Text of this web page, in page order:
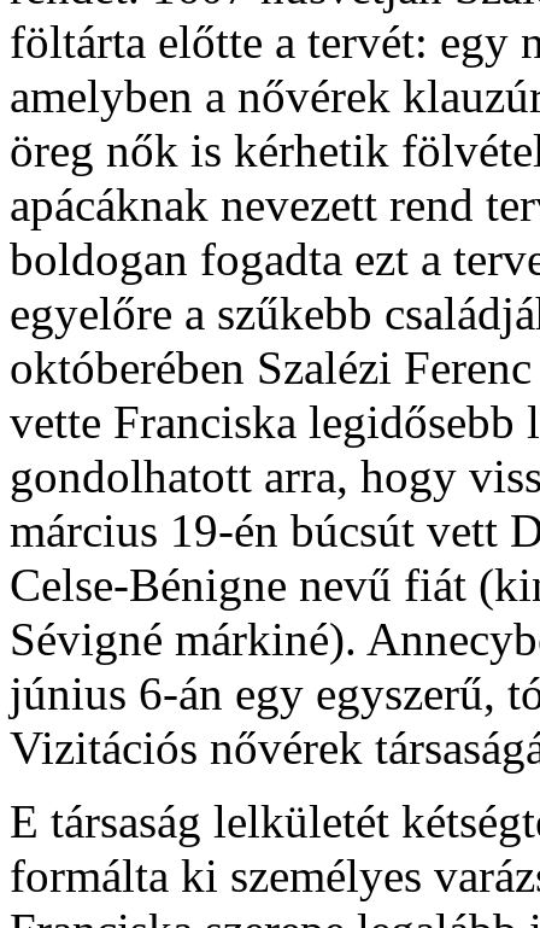
föltárta előtte a tervét: egy
amelyben a nővérek
öreg nők is kérhetik
apácáknak nevezett rend
boldogan fogadta ezt a
egyelőre a szűkebb
októberében Szalézi
vette Franciska
gondolhatott arra, hogy
március 19-én búcsút vett
Celse-Bénigne nevű fiát
Sévigné márkiné).
június 6-án egy egyszerű,
Vizitációs nővérek
E társaság lelkületét
formálta ki személyes